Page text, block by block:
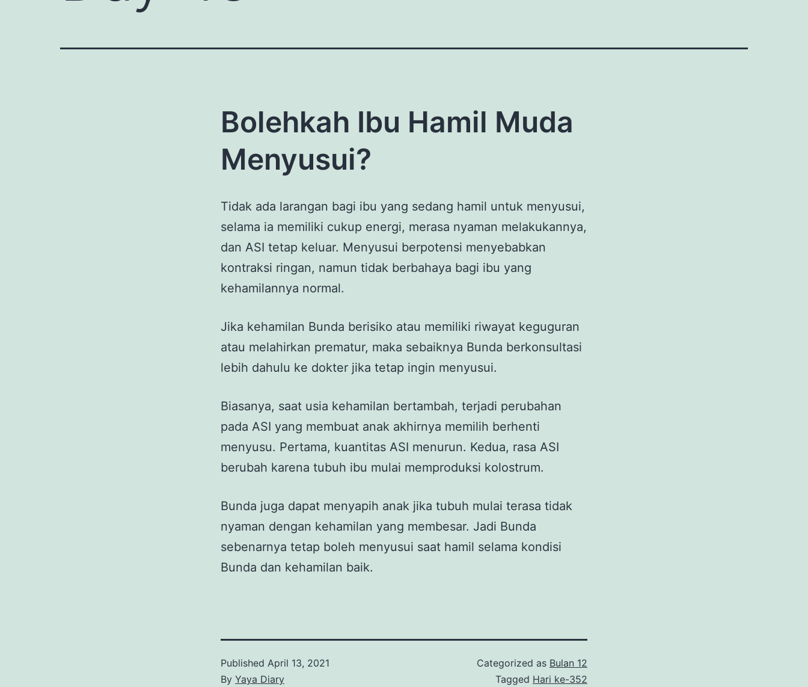
Bolehkah Ibu Hamil Muda
Menyusui?
Tidak ada larangan bagi ibu yang sedang hamil untuk menyusui,
selama ia memiliki cukup energi, merasa nyaman melakukannya,
dan ASI tetap keluar. Menyusui berpotensi menyebabkan
kontraksi ringan, namun tidak berbahaya bagi ibu yang
kehamilannya normal.
Jika kehamilan Bunda berisiko atau memiliki riwayat keguguran
atau melahirkan prematur, maka sebaiknya Bunda berkonsultasi
lebih dahulu ke dokter jika tetap ingin menyusui.
Biasanya, saat usia kehamilan bertambah, terjadi perubahan
pada ASI yang membuat anak akhirnya memilih berhenti
menyusu. Pertama, kuantitas ASI menurun. Kedua, rasa ASI
berubah karena tubuh ibu mulai memproduksi kolostrum.
Bunda juga dapat menyapih anak jika tubuh mulai terasa tidak
nyaman dengan kehamilan yang membesar. Jadi Bunda
sebenarnya tetap boleh menyusui saat hamil selama kondisi
Bunda dan kehamilan baik.
Published April 13, 2021
By Yaya Diary
Categorized as Bulan 12
Tagged Hari ke-352